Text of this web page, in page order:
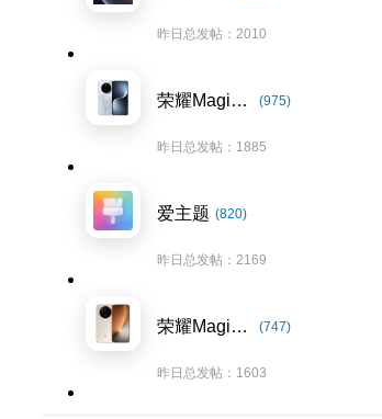
昨日总发帖：2010
荣耀Magic7系列 (975)
昨日总发帖：1885
爱主题 (820)
昨日总发帖：2169
荣耀Magic8系列 (747)
昨日总发帖：1603